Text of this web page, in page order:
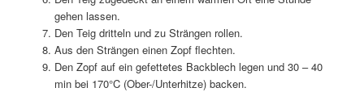
gehen lassen.
Den Teig dritteln und zu Strängen rollen.
Aus den Strängen einen Zopf flechten.
Den Zopf auf ein gefettetes Backblech legen und 30 – 40
min bei 170°C (Ober-/Unterhitze) backen.